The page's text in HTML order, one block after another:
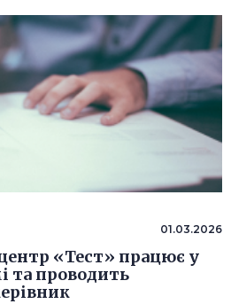
01.03.2026
«Тест» працює у
проводить